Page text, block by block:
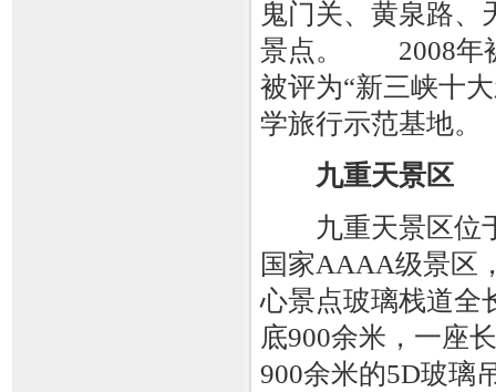
鬼门关、黄泉路、
景点。 2008年被
被评为“新三峡十
学旅行示范基地。
九重天景区
九重天景区位
国家AAAA级景区
心景点玻璃栈道全
底900余米，一座
900余米的5D玻璃